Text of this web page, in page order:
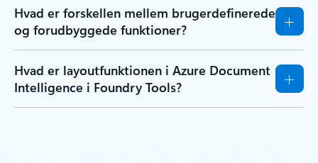
Hvad er forskellen mellem brugerdefinerede
og forudbyggede funktioner?
Hvad er layoutfunktionen i Azure Document
Intelligence i Foundry Tools?